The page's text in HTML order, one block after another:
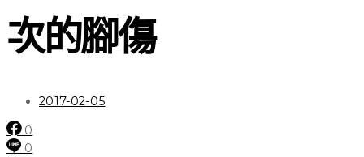
次的腳傷
2017-02-05
0
0